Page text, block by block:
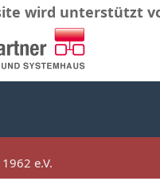
wird unterstützt
e.V.